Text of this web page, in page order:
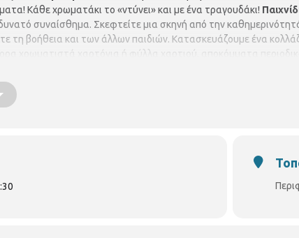
Κάθε χρωματάκι το «ντύνει» και με ένα τραγουδάκι!
συναίσθημα. Σκεφτείτε μια σκηνή από την
τη βοήθεια και των άλλων παιδιών. Κατασκευάζουμε ένα
χρωματιστά χαρτόνια ή φύλλα χαρτιού, αποκόμματα